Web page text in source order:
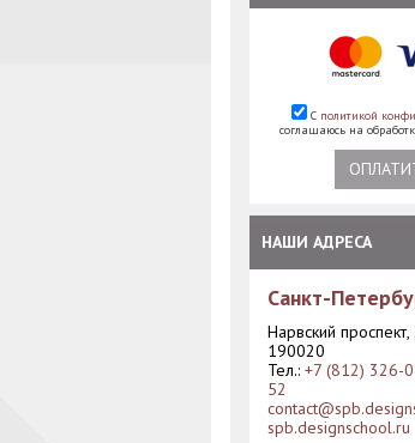
С политикой
соглашаюсь на
НАШИ АДРЕСА
Санкт-
Нарвский проспект,
190020
Тел.: +7 (812) 326-
52
spb.designschool.ru